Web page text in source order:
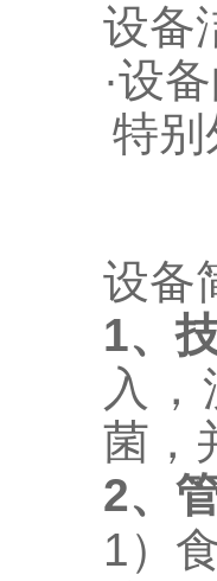
设备
·设
特别
设备
1、
入
菌，
2、
1）